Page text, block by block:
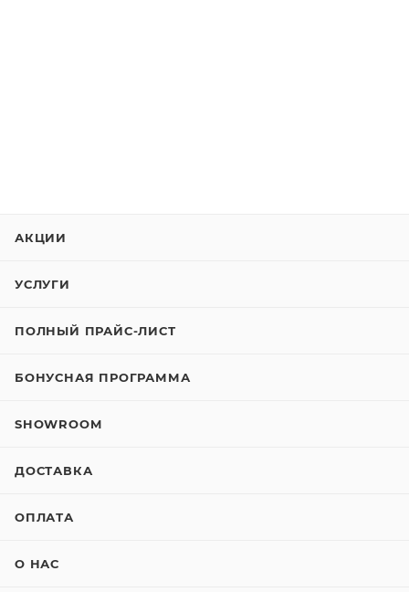
АКЦИИ
УСЛУГИ
ПОЛНЫЙ ПРАЙС-ЛИСТ
БОНУСНАЯ ПРОГРАММА
SHOWROOM
ДОСТАВКА
ОПЛАТА
О НАС